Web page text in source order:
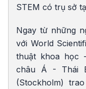
STEM có trụ sở
Ngay từ những
với World
thuật khoa học
châu Á - Thái
(Stockholm)